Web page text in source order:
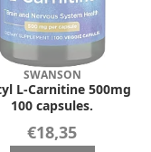
SWANSON
L-Carnitine 500mg
100 capsules.
€18,35